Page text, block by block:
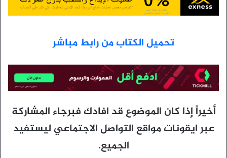
تحميل الكتابمنرابط مباشر
أخيراً إذا كان الموضوع قد افادك فبرجاء المشاركة
عبر ايقونات مواقع التواصل الاجتماعي ليستفيد
الجميع.